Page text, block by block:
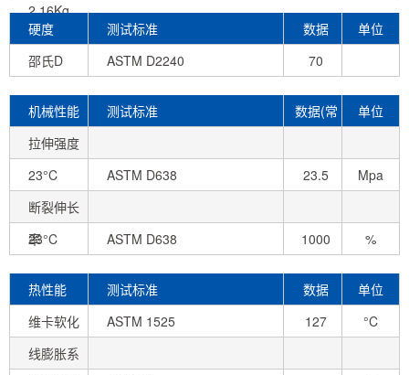
2.16Kg
硬度 测试标准 数据
单位
邵氏D
ASTM D2240 70
机械性能 测试标准
数据(常
单位
拉伸强度
23°C
ASTM D638 23.5
Mpa
断裂伸长
率
23°C ASTM D638 1000 %
热性能 测试标准 数据
单位
维卡软化
温度
ASTM 1525 127
°C
线膨胀系